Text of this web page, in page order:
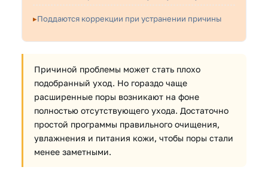
Поддаются коррекции при устранении причины
Причиной проблемы может стать плохо
подобранный уход. Но гораздо чаще
расширенные поры возникают на фоне
полностью отсутствующего ухода. Достаточно
простой программы правильного очищения,
увлажнения и питания кожи, чтобы поры стали
менее заметными.